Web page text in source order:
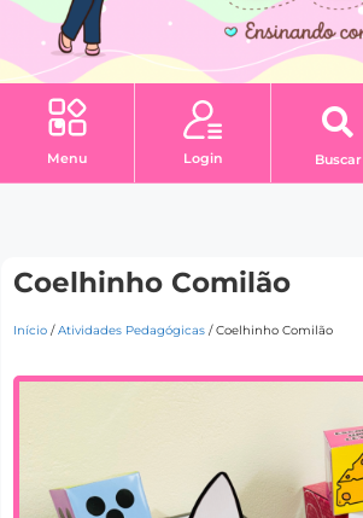
Menu Login Buscar
Coelhinho Comilão
Início /Atividades Pedagógicas / Coelhinho Comilão